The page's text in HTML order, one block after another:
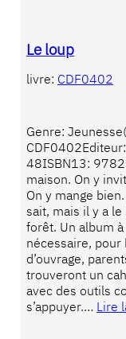
Le loup
livre: CDF0402
Genre:
48ISBN13:
maison. On y
On y mange
sait, mais il y a le
forêt. Un album
nécessaire, pour
d’ouvrage,
trouveront un
avec des outils
s’appuyer.… Lire